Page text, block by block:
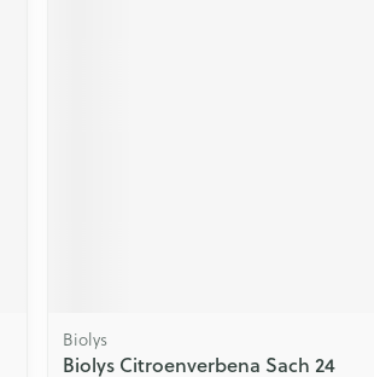
Biolys
Biolys Citroenverbena Sach 24